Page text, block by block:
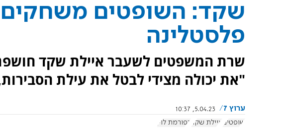
שקד: השופטים משחקים
פלסטלינה
שרת המשפטים לשעבר איילת שקד
"את יכולה מצידי לבטל את עילת
ערוץ 7
5.04.23, 10:37
שופטים איילת שקד רפורמת לוין